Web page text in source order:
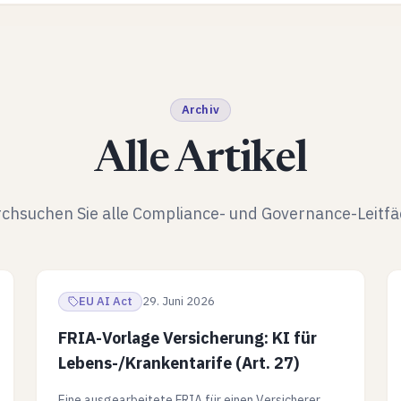
Archiv
Alle Artikel
Sie alle Compliance- und Governance-
EU AI Act 29. Juni 2026
FRIA-Vorlage Versicherung: KI für
Lebens-/Krankentarife (Art. 27)